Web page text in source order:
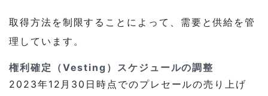
取得方法を制限することによって、需要と供給を管
理しています。
権利確定（Vesting）スケジュールの調整
2023年12月30日時点でのプレセールの売り上げ